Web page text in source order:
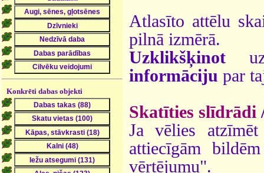
Konkrēti dabas objekti
Atlasīto attēlu
pilnā izmērā.
Uzklikšķinot
informāciju par
Skatīties slīdrādi
Ja vēlies
attiecīgām
vērtējumu".